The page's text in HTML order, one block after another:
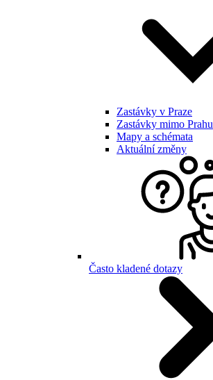
Zastávky v Praze
Zastávky mimo Prahu
Mapy a schémata
Aktuální změny
Často kladené dotazy